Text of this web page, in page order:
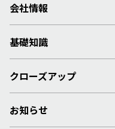
会社情報
基礎知識
クローズアップ
お知らせ